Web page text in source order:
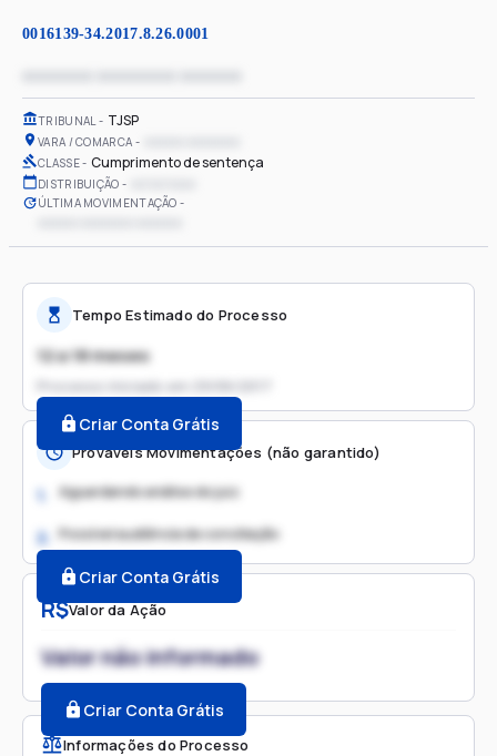
0016139-34.2017.8.26.0001
TRIBUNAL TJSP
VARA / COMARCA
CLASSE Cumprimento de sentença
DISTRIBUIÇÃO
ÚLTIMA MOVIMENTAÇÃO
R$Valor da Ação
Valor não informado
Criar Conta Grátis
Informações do Processo
Tempo Estimado do Processo
12 a 18 meses
Processo iniciado em
Criar Conta Grátis
Prováveis Movimentações (não garantido)
1. Aguardando análise do juiz
2. Possível audiência de conciliação
Criar Conta Grátis